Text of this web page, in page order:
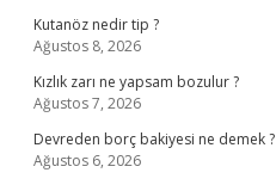
Kutanöz nedir tip ?
Ağustos 8, 2026
Kızlık zarı ne yapsam bozulur ?
Ağustos 7, 2026
Devreden borç bakiyesi ne demek ?
Ağustos 6, 2026